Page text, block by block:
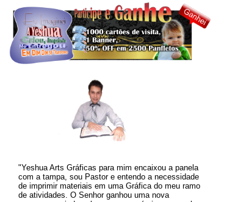
"Yeshua Arts Gráficas para mim encaixou a panela
com a tampa, sou Pastor e entendo a necessidade
de imprimir materiais em uma Gráfica do meu ramo
de atividades. O Senhor ganhou uma nova